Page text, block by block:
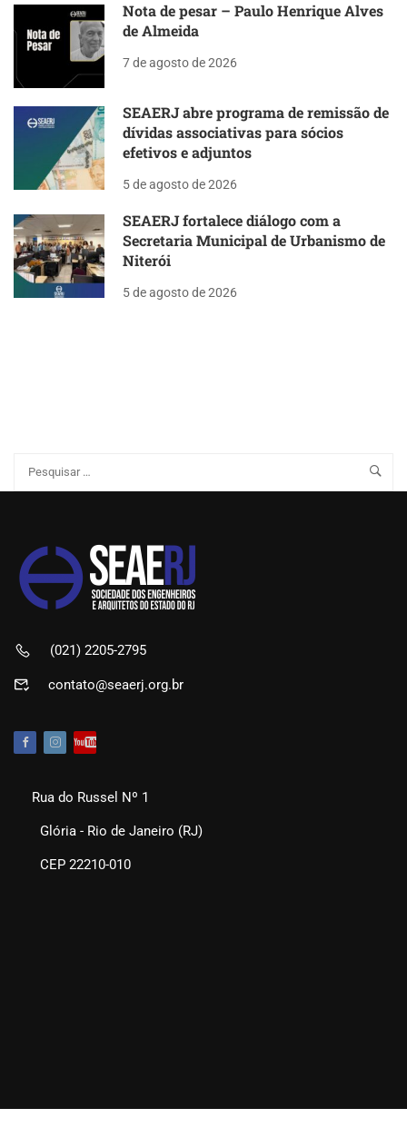
Nota de pesar – Paulo Henrique Alves
de Almeida
7 de agosto de 2026
SEAERJ abre programa de remissão de
dívidas associativas para sócios
efetivos e adjuntos
5 de agosto de 2026
SEAERJ fortalece diálogo com a
Secretaria Municipal de Urbanismo de
Niterói
5 de agosto de 2026
(021) 2205-2795
contato@seaerj.org.br
Rua do Russel Nº 1
Glória - Rio de Janeiro (RJ)
CEP 22210-010